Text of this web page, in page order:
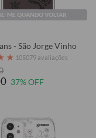
ME QUANDO VOLTAR
- São Jorge Vinho
★ 105079 avaliações
37% OFF